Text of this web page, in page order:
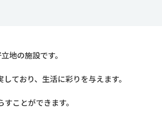
地の施設です。
ており、生活に彩りを与えます。
ことができます。